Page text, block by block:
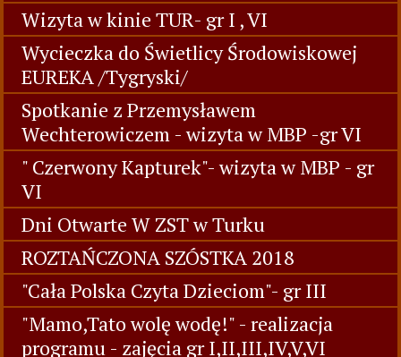
Wizyta w kinie TUR- gr I , VI
Wycieczka do Świetlicy Środowiskowej
EUREKA /Tygryski/
Spotkanie z Przemysławem
Wechterowiczem - wizyta w MBP -gr VI
" Czerwony Kapturek"- wizyta w MBP - gr
VI
Dni Otwarte W ZST w Turku
ROZTAŃCZONA SZÓSTKA 2018
"Cała Polska Czyta Dzieciom"- gr III
"Mamo,Tato wolę wodę!" - realizacja
programu - zajęcia gr I,II,III,IV,V,VI